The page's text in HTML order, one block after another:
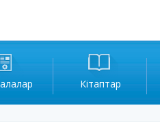
Кітаптар